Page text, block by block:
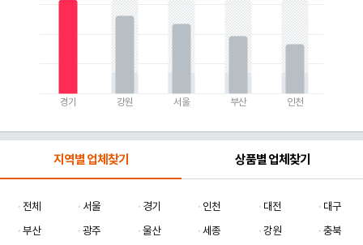
경기 강원 서울 부산 인천
지역별 업체찾기 상품별 업체찾기
전체 서울 경기 인천 대전
대구
부산
광주 울산 세종 강원
충북